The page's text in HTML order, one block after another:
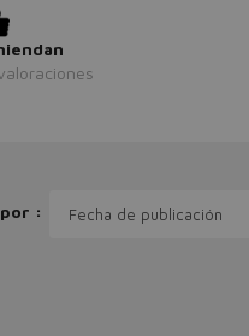
: